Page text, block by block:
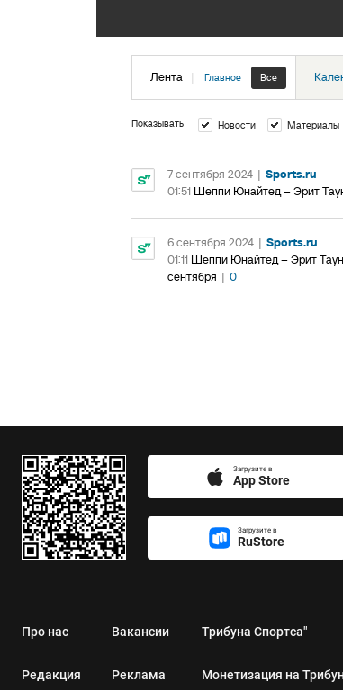
Лента | Главное Все
Показывать Новости Материалы
7 сентября 2024 | Sports.ru
01:51 Шеппи Юнайтед – Эрит
6 сентября 2024 | Sports.ru
01:11 Шеппи Юнайтед – Эрит Таун
сентября | 0
Загрузите в
App Store
Загрузите в
RuStore
Про нас
Редакция
Вакансии
Реклама
Трибуна Спортса"
Монетизация на